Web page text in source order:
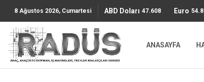
8 Ağustos 2026, Cumartesi ABD Doları 47.6085 Euro
ANASAYFA